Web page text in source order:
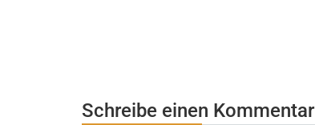
Schreibe einen Kommentar